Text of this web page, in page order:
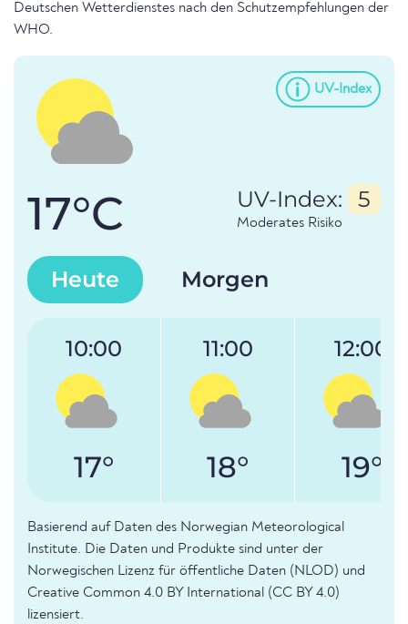
Deutschen Wetterdienstes nach den Schutzempfehlungen der
WHO.
UV-Index
17°C UV-Index: 5
Moderates Risiko
Heute Morgen
10:00
17°
11:00
18°
12:00
19°
Basierend auf Daten des Norwegian Meteorological
Institute. Die Daten und Produkte sind unter der
Norwegischen Lizenz für öffentliche Daten (NLOD) und
Creative Common 4.0 BY International (CC BY 4.0)
lizensiert.